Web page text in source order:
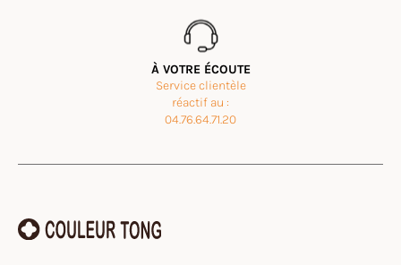
À VOTRE ÉCOUTE
Service clientèle
réactif au :
04.76.64.71.20